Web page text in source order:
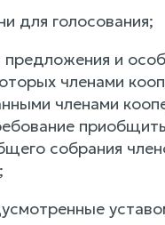
для голосования;
предложения и
членами
членами
собрания